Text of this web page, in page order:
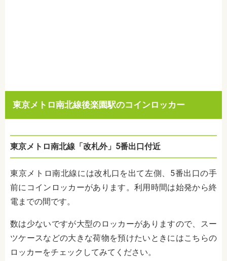
東京メトロ南北線後楽園駅のコインロッカー
東京メトロ南北線「改札外」 5番出口付近
東京メトロ南北線には改札口を出て左側、5番出口の手
前にコインロッカーがあります。利用時間は始発から終
電までの間です。
数は少ないですが大型のロッカーがありますので、スー
ツケースなどの大きな荷物を預けたいときにはこちらの
ロッカーをチェックしてみてください。